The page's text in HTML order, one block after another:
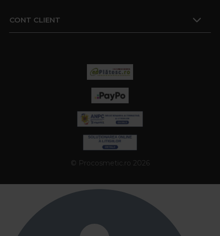
CONT CLIENT
© Procosmetic.ro 2026